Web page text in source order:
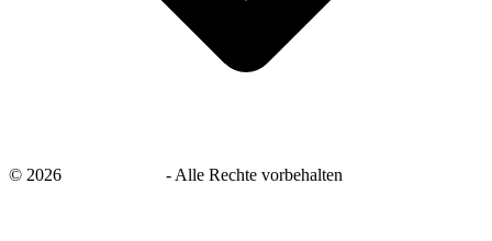
© 2026 - Alle Rechte vorbehalten